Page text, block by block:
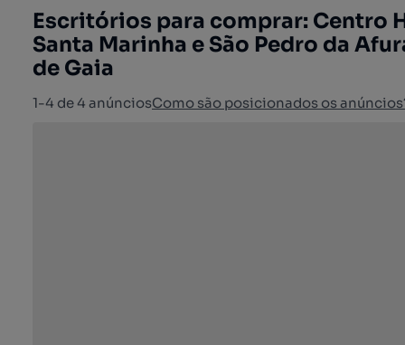
Escritórios para comprar: Centro
Santa Marinha e São Pedro da
de Gaia
1-4 de 4 anúnciosComo são posicionados os